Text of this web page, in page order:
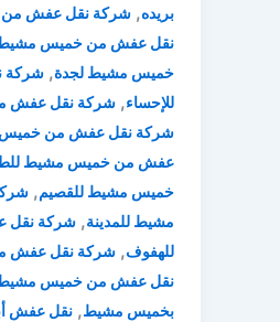
بريده, شركة نقل عفش من
نقل عفش من خميس مشيط
خميس مشيط لجدة, شركة
للإحساء, شركة نقل عفش
شركة نقل عفش من خميس
عفش من خميس مشيط
خميس مشيط للقصيم,
مشيط للمدينة, شركة
للهفوف, شركة نقل عفش
نقل عفش من خميس مشيط
بخميس مشيط, نقل عفش